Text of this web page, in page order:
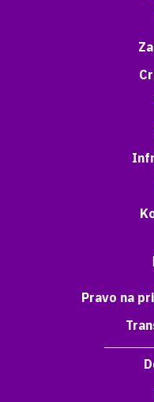
Pravo na